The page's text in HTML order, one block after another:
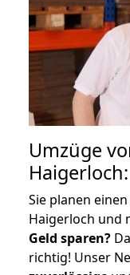
Umzüge
Sie planen
Haigerloch und
Geld sparen?
richtig! Unser